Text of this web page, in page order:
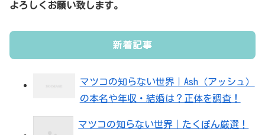
よろしくお願い致します。
新着記事
マツコの知らない世界｜Ash（アッシュ）
の本名や年収・結婚は？正体を調査！
マツコの知らない世界｜たくぽん厳選！